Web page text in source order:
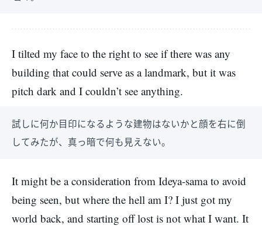
I tilted my face to the right to see if there was any
building that could serve as a landmark, but it was
pitch dark and I couldn’t see anything.
試しに何か目印になるような建物はないかと顔を右に倒
してみたが、真っ暗で何も見えない。
It might be a consideration from Ideya-sama to avoid
being seen, but where the hell am I? I just got my
world back, and starting off lost is not what I want. It